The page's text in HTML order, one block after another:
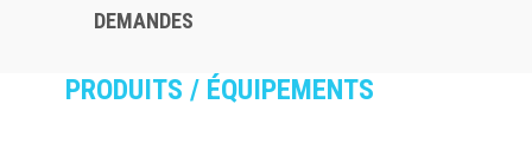
DEMANDES
PRODUITS / ÉQUIPEMENTS